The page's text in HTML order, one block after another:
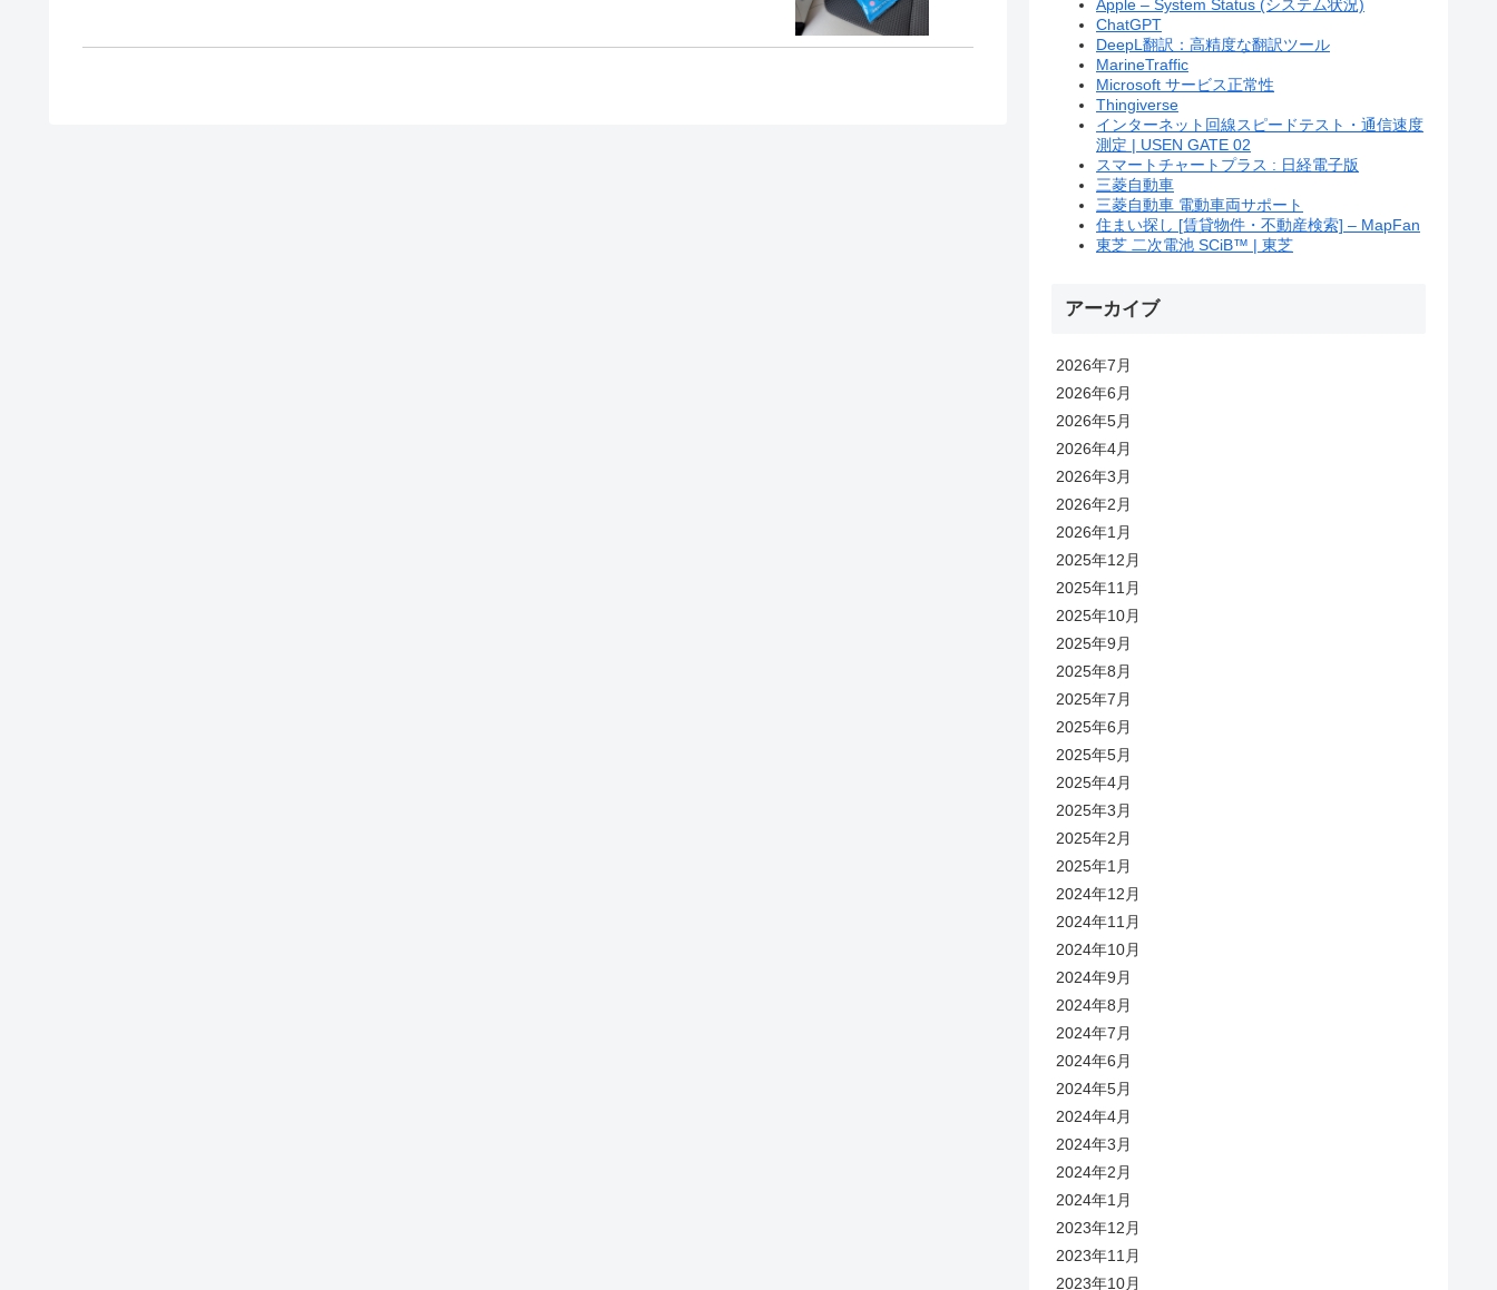
Apple – System Status (システム状況)
ChatGPT
DeepL翻訳：高精度な翻訳ツール
MarineTraffic
Microsoft サービス正常性
Thingiverse
インターネット回線スピードテスト・通信速度
測定 | USEN GATE 02
スマートチャートプラス : 日経電子版
三菱自動車
三菱自動車 電動車両サポート
住まい探し [賃貸物件・不動産検索] – MapFan
東芝 二次電池 SCiB™ | 東芝
アーカイブ
2026年7月
2026年6月
2026年5月
2026年4月
2026年3月
2026年2月
2026年1月
2025年12月
2025年11月
2025年10月
2025年9月
2025年8月
2025年7月
2025年6月
2025年5月
2025年4月
2025年3月
2025年2月
2025年1月
2024年12月
2024年11月
2024年10月
2024年9月
2024年8月
2024年7月
2024年6月
2024年5月
2024年4月
2024年3月
2024年2月
2024年1月
2023年12月
2023年11月
2023年10月